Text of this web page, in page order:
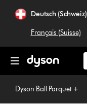
überspringenDeutsch (Schweiz)
Français (Suisse)
Dyson Ball Parquet +